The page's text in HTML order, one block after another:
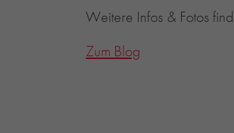
Weitere Infos & Fotos
Zum Blog